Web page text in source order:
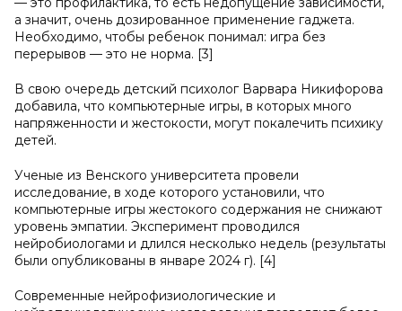
а значит, очень дозированное применение гаджета.
Необходимо, чтобы ребенок понимал: игра без
перерывов — это не норма. [3]
В свою очередь детский психолог Варвара Никифорова
добавила, что компьютерные игры, в которых много
напряженности и жестокости, могут покалечить психику
детей.
Ученые из Венского университета провели
исследование, в ходе которого установили, что
компьютерные игры жестокого содержания не снижают
уровень эмпатии. Эксперимент проводился
нейробиологами и длился несколько недель (результаты
были опубликованы в январе 2024 г). [4]
Современные нейрофизиологические и